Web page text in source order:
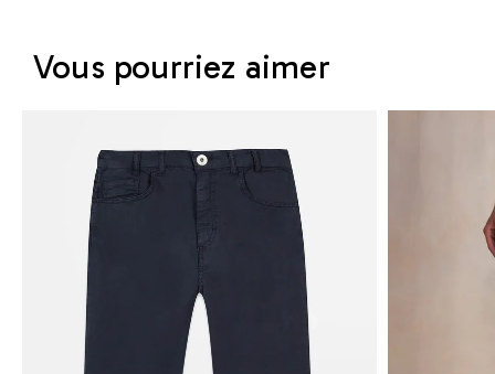
Vous pourriez aimer